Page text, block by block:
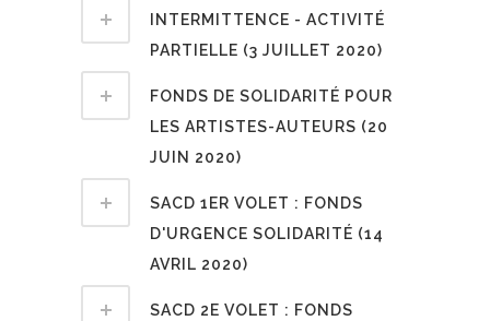
INTERMITTENCE - ACTIVITÉ
PARTIELLE (3 JUILLET 2020)
FONDS DE SOLIDARITÉ POUR
LES ARTISTES-AUTEURS (20
JUIN 2020)
SACD 1ER VOLET : FONDS
D'URGENCE SOLIDARITÉ (14
AVRIL 2020)
SACD 2E VOLET : FONDS